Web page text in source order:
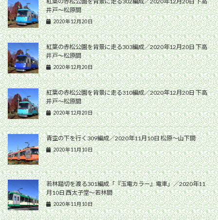
井戸〜松原間
2020年12月20日
紅葉の赤松公園を背景に走る303編成／2020年12月20日 下高
井戸〜松原間
2020年12月20日
紅葉の赤松公園を背景に走る310編成／2020年12月20日 下高
井戸〜松原間
2020年12月20日
青空の下を行く309編成／2020年11月10日 松原〜山下間
2020年11月10日
若林踏切を渡る301編成「『玉電カラー』電車」／2020年11
月10日 西太子堂〜若林間
2020年11月10日